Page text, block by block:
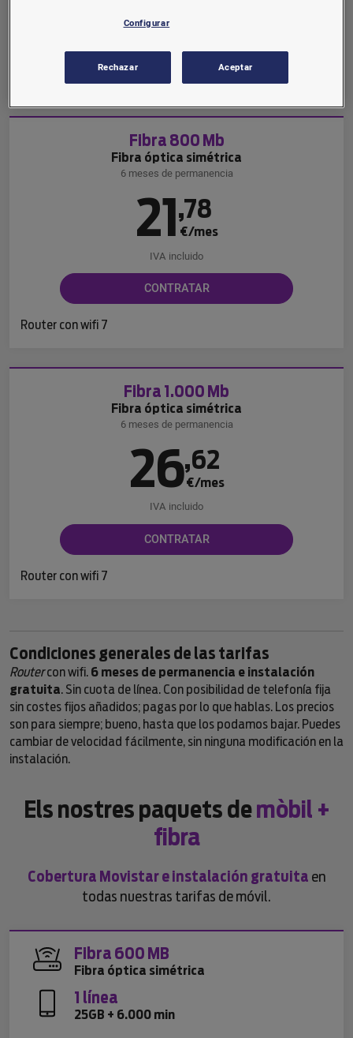
Router con wifi 6
Fibra 800 Mb
Fibra óptica simétrica
6 meses de permanencia
21,78
€/mes
IVA incluido
CONTRATAR
Router con wifi 7
Fibra 1.000 Mb
Fibra óptica simétrica
6 meses de permanencia
26,62
€/mes
IVA incluido
CONTRATAR
Router con wifi 7
Condiciones generales de las tarifas
Routercon wifi. 6 meses de permanencia e instalación
gratuita. Sin cuota de línea. Con posibilidad de telefonía fija
sin costes fijos añadidos; pagas por lo que hablas. Los precios
son para siempre; bueno, hasta que los podamos bajar. Puedes
cambiar de velocidad fácilmente, sin ninguna modificación en la
instalación.
Els nostres paquets demòbil +
fibra
Cobertura Movistar e instalación gratuita en
todas nuestras tarifas de móvil.
Fibra 600 MB
Fibra óptica simétrica
1 línea
25GB + 6.000 min
Configurar
Rechazar Aceptar